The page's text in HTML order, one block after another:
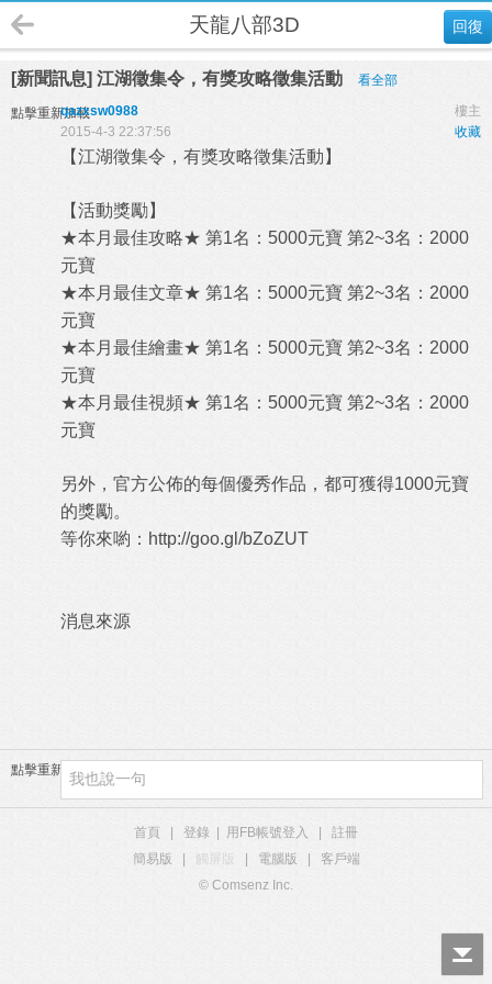
回復
天龍八部3D
[新聞訊息] 江湖徵集令，有獎攻略徵集活動 看全部
點擊重新加載 樓主
qazxsw0988
收藏
2015-4-3 22:37:56
【江湖徵集令，有獎攻略徵集活動】
【活動獎勵】
★本月最佳攻略★ 第1名：5000元寶 第2~3名：2000
元寶
★本月最佳文章★ 第1名：5000元寶 第2~3名：2000
元寶
★本月最佳繪畫★ 第1名：5000元寶 第2~3名：2000
元寶
★本月最佳視頻★ 第1名：5000元寶 第2~3名：2000
元寶
另外，官方公佈的每個優秀作品，都可獲得1000元寶
的獎勵。
等你來喲： http://goo.gl/bZoZUT
消息來源
點擊重新加載
首頁 登錄 用FB帳號登入
註冊
簡易版
觸屏版 電腦版
客戶端
© Comsenz Inc.